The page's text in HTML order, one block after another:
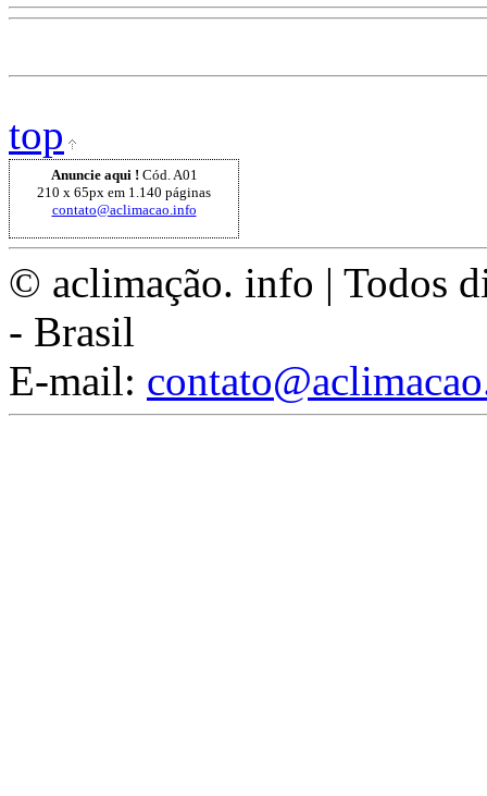
top
Anuncie aqui ! Cód. A01
210 x 65px em 1.140 páginas
contato@aclimacao.info
© aclimação. info | Todos
- Brasil
E-mail: